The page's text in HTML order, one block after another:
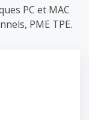
PC et MAC
PME TPE.